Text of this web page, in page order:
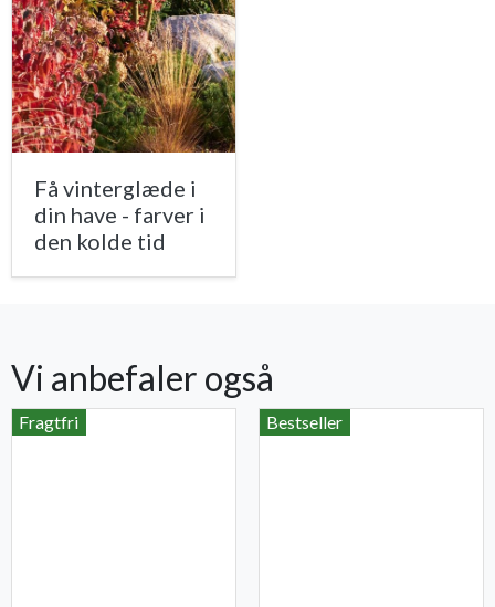
Få vinterglæde i
din have - farver i
den kolde tid
Vi anbefaler også
Fragtfri Bestseller